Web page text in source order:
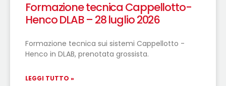
Formazione tecnica Cappellotto-
Henco DLAB – 28 luglio 2026
Formazione tecnica sui sistemi Cappellotto -
Henco in DLAB, prenotata grossista.
LEGGI TUTTO »